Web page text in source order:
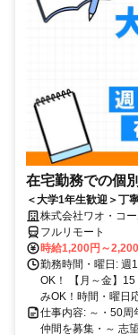
在宅勤務での個
＜大学1年生歓迎＞丁
家でラクラクのリモ
株式会社ワオ・コ
フルリモート
時給1,200円～
勤務時間・曜日: 週
OK！ 【月～金】
みOK！時間・曜日
仕事内容: ～・50周
仲間を募集・～ 志